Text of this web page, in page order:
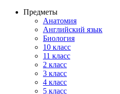
Предметы
Анатомия
Английский язык
Биология
10 класс
11 класс
2 класс
3 класс
4 класс
5 класс